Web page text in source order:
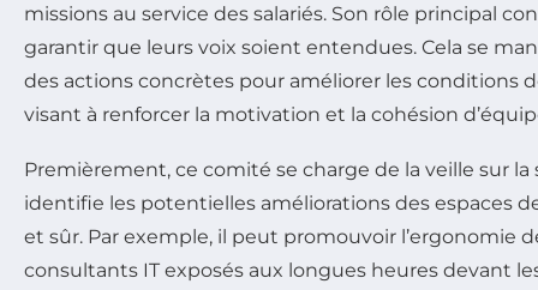
missions au service des salariés. Son rôle principal
garantir que leurs voix soient entendues. Cela se
des actions concrètes pour améliorer les conditions
visant à renforcer la motivation et la cohésion
Premièrement, ce comité se charge de la veille sur
identifie les potentielles améliorations des espaces
et sûr. Par exemple, il peut promouvoir l’ergonomie
consultants IT exposés aux longues heures devant